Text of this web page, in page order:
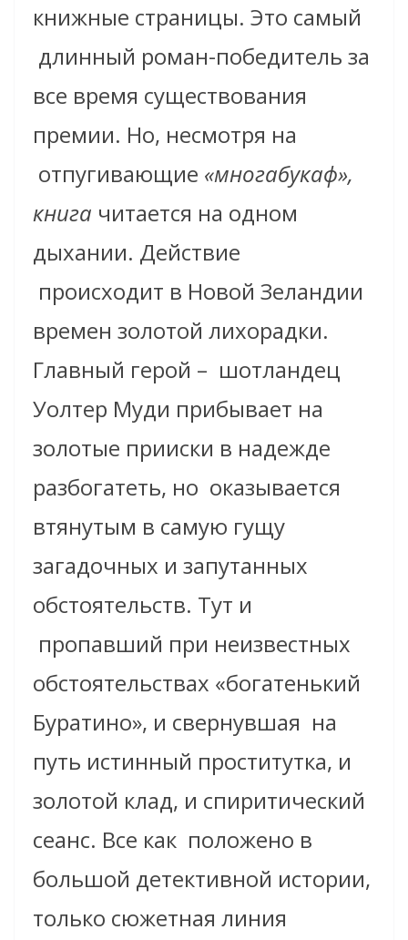
книжные страницы. Это самый
длинный роман-победитель за
все время существования
премии. Но, несмотря на
отпугивающие «многабукаф»,
книга читается на одном
дыхании. Действие
происходит в Новой Зеландии
времен золотой лихорадки.
Главный герой – шотландец
Уолтер Муди прибывает на
золотые прииски в надежде
разбогатеть, но оказывается
втянутым в самую гущу
загадочных и запутанных
обстоятельств. Тут и
пропавший при неизвестных
обстоятельствах «богатенький
Буратино», и свернувшая на
путь истинный проститутка, и
золотой клад, и спиритический
сеанс. Все как положено в
большой детективной истории,
только сюжетная линия